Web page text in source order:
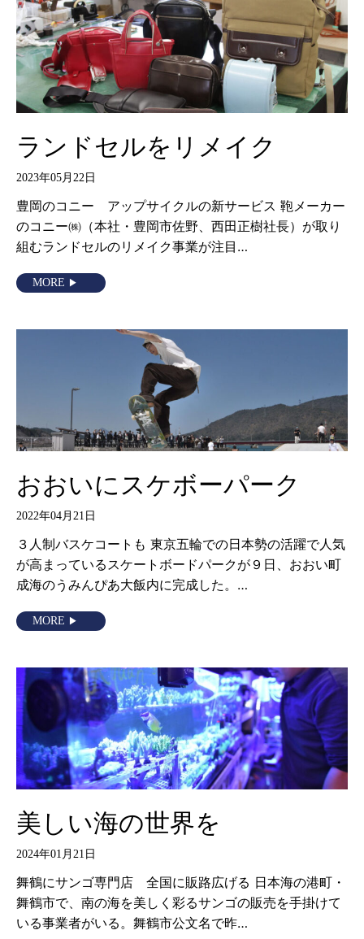
ランドセルをリメイク
2023年05月22日
豊岡のコニー アップサイクルの新サービス 鞄メーカー
のコニー㈱（本社・豊岡市佐野、西田正樹社長）が取り
組むランドセルのリメイク事業が注目…
MORE
おおいにスケボーパーク
2022年04月21日
３人制バスケコートも 東京五輪での日本勢の活躍で人気
が高まっているスケートボードパークが９日、おおい町
成海のうみんぴあ大飯内に完成した。…
MORE
美しい海の世界を
2024年01月21日
舞鶴にサンゴ専門店 全国に販路広げる 日本海の港町・
舞鶴市で、南の海を美しく彩るサンゴの販売を手掛けて
いる事業者がいる。舞鶴市公文名で昨…